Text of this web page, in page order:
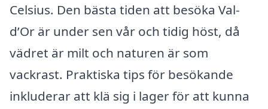
Celsius. Den bästa tiden att besöka Val-
d’Or är under sen vår och tidig höst, då
vädret är milt och naturen är som
vackrast. Praktiska tips för besökande
inkluderar att klä sig i lager för att kunna